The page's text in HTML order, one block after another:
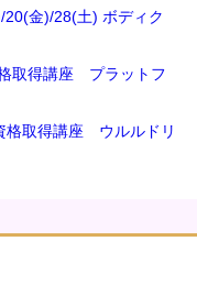
金)/28(土) ボディク
取得講座 プラットフ
格取得講座 ウルルドリ